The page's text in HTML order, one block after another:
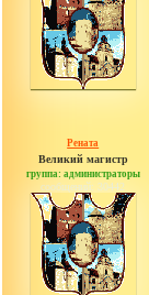
Рената
Великий магистр
группа: администраторы
сообщений: 30442